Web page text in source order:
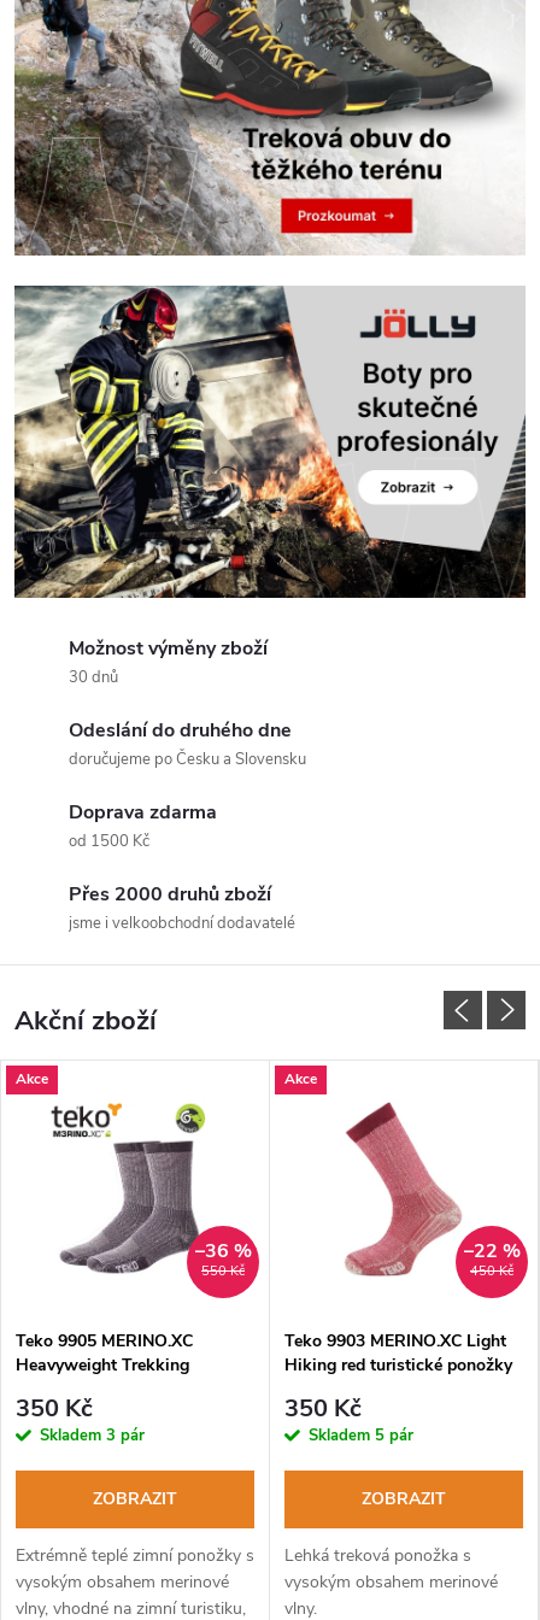
Možnost výměny zboží
30 dnů
Odeslání do druhého dne
doručujeme po Česku a Slovensku
Doprava zdarma
od 1500 Kč
Přes 2000 druhů zboží
jsme i velkoobchodní dodavatelé
Akční zboží
Akce
550 Kč
–36 %
Teko 9905 MERINO.XC
Heavyweight Trekking
ponožky
350 Kč
Skladem 3 pár
ZOBRAZIT
Extrémně teplé zimní ponožky s
vysokým obsahem merinové
vlny, vhodné na zimní turistiku,
Akce
450 Kč
–22 %
Teko 9903 MERINO.XC Light
Hiking red turistické ponožky
350 Kč
Skladem 5 pár
ZOBRAZIT
Lehká treková ponožka s
vysokým obsahem merinové
vlny.